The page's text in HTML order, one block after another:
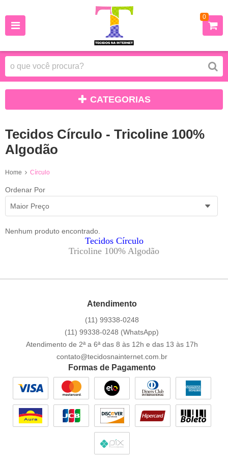
0
CATEGORIAS
Tecidos Círculo - Tricoline 100%
Algodão
Home Círculo
Ordenar Por
Maior Preço
Nenhum produto encontrado.
Tecidos Círculo
Tricoline 100% Algodão
Atendimento
(11) 99338-0248
(11) 99338-0248 (WhatsApp)
Atendimento de 2ª a 6ª das 8 às 12h e das 13 às 17h
contato@tecidosnainternet.com.br
Formas de Pagamento